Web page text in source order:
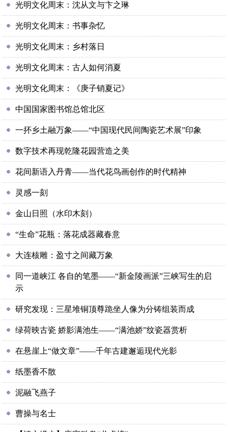
光明文化周末：沈从文与卞之琳
光明文化周末：书事杂忆
光明文化周末：乡村落日
光明文化周末：古人如何消夏
光明文化周末：《庚子销夏记》
中国国家图书馆总馆北区
一抔乡土融万象——“中国现代民间陶瓷艺术展”印象
数字技术再现乾隆花园营造之美
花间新语入丹青——当代花鸟画创作的时代精神
灵感一刻
金山日照（水印木刻）
“生命”花瓶：落花成器藏春意
大连核雕：盈寸之间藏万象
同一道峡江 各自的笔墨——“新金陵画派”三峡写生的启
示
研究发现：三星堆铜顶尊跪坐人像为分铸组装而成
绿荷映古瓷 娇影满池生——“满池娇”纹瓷器赏析
在悬崖上“做文章”——千年古建邂逅现代光影
纸墨香不散
泥融飞燕子
曹操与名士